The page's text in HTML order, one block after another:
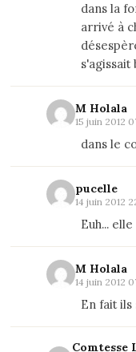
dans la
arrivé à
M Holala
15 juin 2012
dans le
pucelle
14 juin 2012
Euh...
M Holala
14 juin 2012
En fait ils
Comtesse